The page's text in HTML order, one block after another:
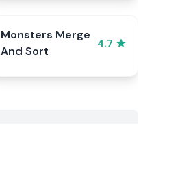
Monsters Merge
And Sort
4.7